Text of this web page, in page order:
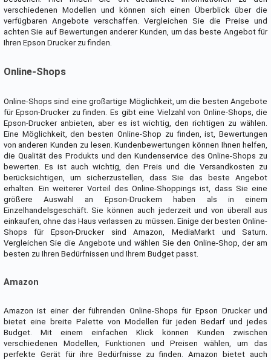
verschiedenen Modellen und können sich einen Überblick über die
verfügbaren Angebote verschaffen. Vergleichen Sie die Preise und
achten Sie auf Bewertungen anderer Kunden, um das beste Angebot für
Ihren Epson Drucker zu finden.
Online-Shops
Online-Shops sind eine großartige Möglichkeit, um die besten Angebote
für Epson-Drucker zu finden. Es gibt eine Vielzahl von Online-Shops, die
Epson-Drucker anbieten, aber es ist wichtig, den richtigen zu wählen.
Eine Möglichkeit, den besten Online-Shop zu finden, ist, Bewertungen
von anderen Kunden zu lesen. Kundenbewertungen können Ihnen helfen,
die Qualität des Produkts und den Kundenservice des Online-Shops zu
bewerten. Es ist auch wichtig, den Preis und die Versandkosten zu
berücksichtigen, um sicherzustellen, dass Sie das beste Angebot
erhalten. Ein weiterer Vorteil des Online-Shoppings ist, dass Sie eine
größere Auswahl an Epson-Druckern haben als in einem
Einzelhandelsgeschäft. Sie können auch jederzeit und von überall aus
einkaufen, ohne das Haus verlassen zu müssen. Einige der besten Online-
Shops für Epson-Drucker sind Amazon, MediaMarkt und Saturn.
Vergleichen Sie die Angebote und wählen Sie den Online-Shop, der am
besten zu Ihren Bedürfnissen und Ihrem Budget passt.
Amazon
Amazon ist einer der führenden Online-Shops für Epson Drucker und
bietet eine breite Palette von Modellen für jeden Bedarf und jedes
Budget. Mit einem einfachen Klick können Kunden zwischen
verschiedenen Modellen, Funktionen und Preisen wählen, um das
perfekte Gerät für ihre Bedürfnisse zu finden. Amazon bietet auch